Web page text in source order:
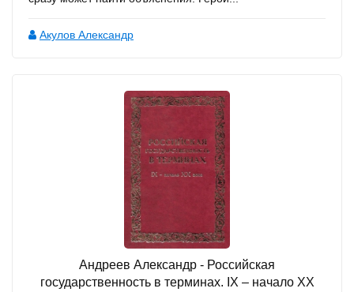
Акулов Александр
Андреев Александр - Российская
государственность в терминах. IX – начало XX